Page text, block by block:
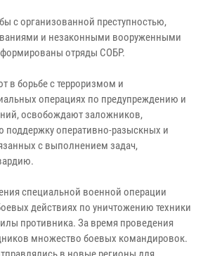
с организованной преступностью,
и незаконными вооруженными
отряды СОБР.
в борьбе с терроризмом и
операциях по предупреждению и
освобождают заложников,
поддержку оперативно-разыскных и
с выполнением задач,
специальной военной операции
действиях по уничтожению техники
противника. ​​​​​За время проведения
множество боевых командировок.